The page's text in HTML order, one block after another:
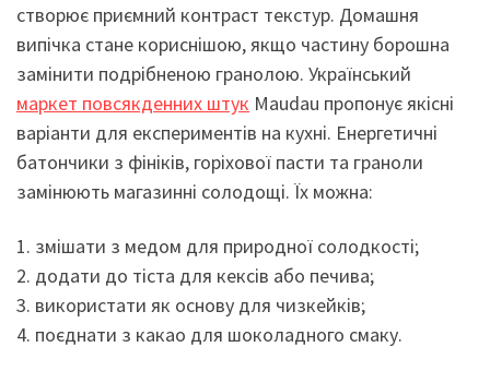
створює приємний контраст текстур. Домашня
випічка стане кориснішою, якщо частину борошна
замінити подрібненою гранолою. Український
маркет повсякденних штук Maudau пропонує якісні
варіанти для експериментів на кухні. Енергетичні
батончики з фініків, горіхової пасти та граноли
замінюють магазинні солодощі. Їх можна:
1. змішати з медом для природної солодкості;
2. додати до тіста для кексів або печива;
3. використати як основу для чизкейків;
4. поєднати з какао для шоколадного смаку.